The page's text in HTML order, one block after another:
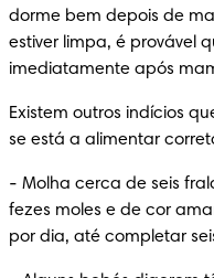
dorme bem depois de
estiver limpa, é provável
imediatamente após
Existem outros indícios
se está a alimentar
- Molha cerca de seis
fezes moles e de cor
por dia, até completar